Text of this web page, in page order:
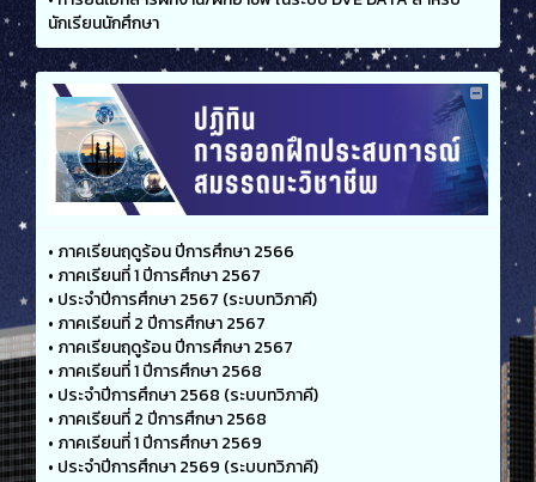
นักเรียนนักศึกษา
• ภาคเรียนฤดูร้อน ปีการศึกษา 2566
• ภาคเรียนที่ 1 ปีการศึกษา 2567
• ประจำปีการศึกษา 2567 (ระบบทวิภาคี)
• ภาคเรียนที่ 2 ปีการศึกษา 2567
• ภาคเรียนฤดูร้อน ปีการศึกษา 2567
• ภาคเรียนที่ 1 ปีการศึกษา 2568
• ประจำปีการศึกษา 2568 (ระบบทวิภาคี)
• ภาคเรียนที่ 2 ปีการศึกษา 2568
• ภาคเรียนที่ 1 ปีการศึกษา 2569
• ประจำปีการศึกษา 2569 (ระบบทวิภาคี)